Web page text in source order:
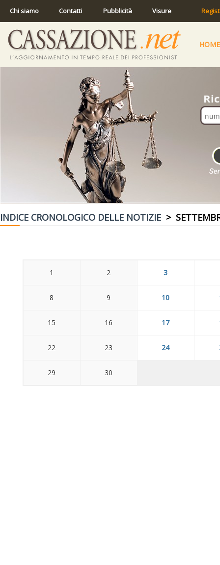
Chi siamo Contatti Pubblicità Visure
HOME
INDICE CRONOLOGICO DELLE NOTIZIE >
1 2 3
8 9 10
15 16 17
22 23 24
29 30